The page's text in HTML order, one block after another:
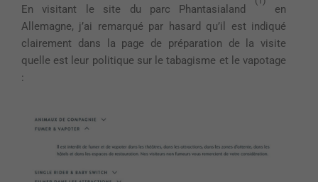
En visitant le site du parc Phantasialand
en
Allemagne, j’ai remarqué par hasard qu’il est indiqué
clairement dans la page de préparation de la visite
quelle est leur politique sur le tabagisme et le vapotage
: